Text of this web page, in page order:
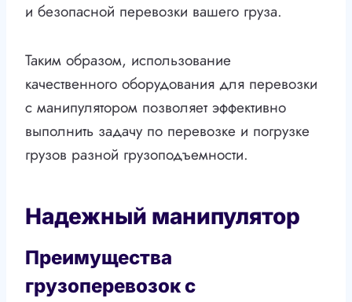
и безопасной перевозки вашего груза.
Таким образом, использование
качественного оборудования для перевозки
с манипулятором позволяет эффективно
выполнить задачу по перевозке и погрузке
грузов разной грузоподъемности.
Надежный манипулятор
Преимущества
грузоперевозок с